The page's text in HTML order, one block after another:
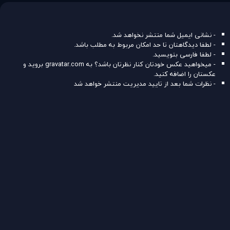
- نشانی ایمیل شما منتشر نخواهد شد.
- لطفا دیدگاهتان تا حد امکان مربوط به مطلب باشد.
- لطفا فارسی بنویسید.
- میخواهید عکس خودتان کنار نظرتان باشد؟ به gravatar.comبروید و
عکستان را اضافه کنید.
- نظرات شما بعد از تایید مدیریت منتشر خواهد شد